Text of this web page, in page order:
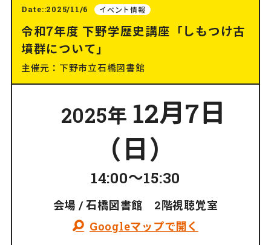
Date::2025/11/6 イベント情報
令和7年度 下野学歴史講座「しもつけ古
墳群について」
主催元：下野市立石橋図書館
2025年 12月7日
（日）
14:00～15:30
会場 / 石橋図書館 2階視聴覚室
Googleマップで開く